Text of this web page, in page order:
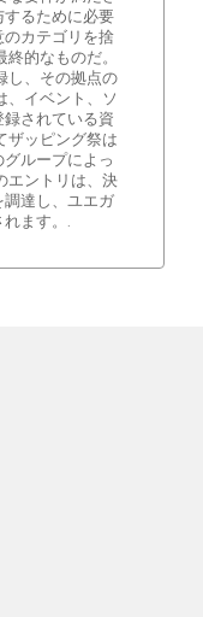
るために必要
カテゴリを捨
的なものだ。
し、その拠点の
、イベント、ソ
されている資
ザッピング祭は
ループによっ
エントリは、決
調達し、ユエガ
ます。.